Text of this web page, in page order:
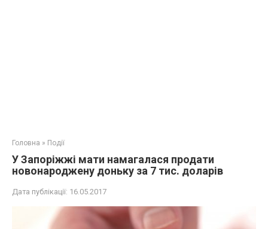
Головна » Події
У Запоріжжі мати намагалася продати
новонароджену доньку за 7 тис. доларів
Дата публікації: 16.05.2017